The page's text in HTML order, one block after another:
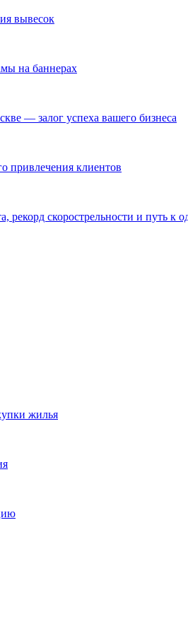
вывесок
на баннерах
— залог успеха вашего бизнеса
привлечения клиентов
скорострельности и путь к
жилья